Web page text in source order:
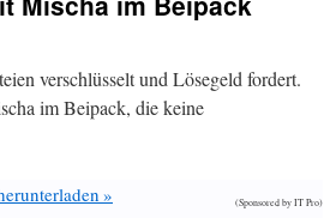
verschlüsselt und Lösegeld fordert.
im Beipack, die keine
» (Sponsored by IT Pro)